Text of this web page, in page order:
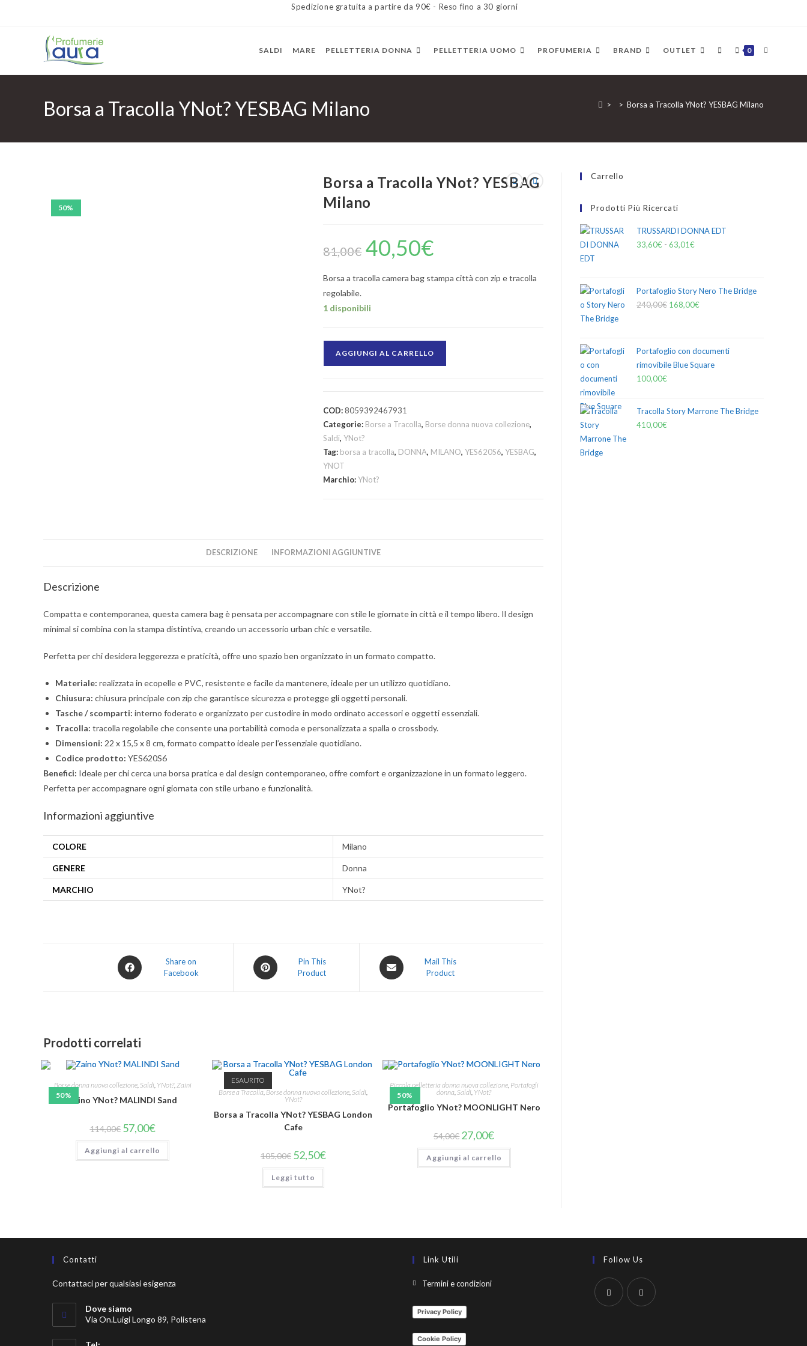
Spedizione gratuita a partire da 90€ - Reso fino a 30 giorni
SALDI MARE PELLETTERIA DONNA PELLETTERIA UOMO PROFUMERIA BRAND OUTLET 0
Borsa a Tracolla YNot? YESBAG Milano > > Borsa a Tracolla YNot? YESBAG Milano
50%
Borsa a Tracolla YNot? YESBAG
Milano
81,00€ 40,50€
Borsa a tracolla camera bag stampa città con zip e tracolla
regolabile.
1 disponibili
AGGIUNGI AL CARRELLO
COD:8059392467931
Categorie: Borse a Tracolla, Borse donna nuova collezione,
Saldi,YNot?
Tag: borsa a tracolla, DONNA, MILANO,YES620S6,YESBAG,
YNOT
Marchio:YNot?
DESCRIZIONE INFORMAZIONI AGGIUNTIVE
Descrizione
Compatta e contemporanea, questa camera bag è pensata per accompagnare con stile le giornate in città e il tempo libero. Il design
minimal si combina con la stampa distintiva, creando un accessorio urban chic e versatile.
Perfetta per chi desidera leggerezza e praticità, offre uno spazio ben organizzato in un formato compatto.
Materiale: realizzata in ecopelle e PVC, resistente e facile da mantenere, ideale per un utilizzo quotidiano.
Chiusura: chiusura principale con zip che garantisce sicurezza e protegge gli oggetti personali.
Tasche / scomparti: interno foderato e organizzato per custodire in modo ordinato accessori e oggetti essenziali.
Tracolla: tracolla regolabile che consente una portabilità comoda e personalizzata a spalla o crossbody.
Dimensioni: 22 x 15,5 x 8 cm, formato compatto ideale per l’essenziale quotidiano.
Codice prodotto: YES620S6
Benefici: Ideale per chi cerca una borsa pratica e dal design contemporaneo, offre comfort e organizzazione in un formato leggero.
Perfetta per accompagnare ogni giornata con stile urbano e funzionalità.
Informazioni aggiuntive
COLORE Milano
GENERE Donna
MARCHIO YNot?
Share on
Facebook
Pin This
Product
Mail This
Product
Prodotti correlati
50%
Borse donna nuova collezione, Saldi, YNot?,Zaini
Zaino YNot? MALINDI Sand
114,00€ 57,00€
Aggiungi al carrello
ESAURITO
Borse a Tracolla, Borse donna nuova collezione, Saldi,
YNot?
Borsa a Tracolla YNot? YESBAG London
Cafe
105,00€ 52,50€
Leggi tutto
50%
Piccola pelletteria donna nuova collezione, Portafogli
donna, Saldi, YNot?
Portafoglio YNot? MOONLIGHT Nero
54,00€ 27,00€
Aggiungi al carrello
Carrello
Prodotti Più Ricercati
TRUSSARDI DONNA EDT
33,60€ - 63,01€
Portafoglio Story Nero The Bridge
240,00€ 168,00€
Portafoglio con documenti
rimovibile Blue Square
100,00€
Tracolla Story Marrone The Bridge
410,00€
Contatti
Contattaci per qualsiasi esigenza
Dove siamo
Via On.Luigi Longo 89, Polistena
Link Utili
Termini e condizioni
Privacy Policy
Cookie Policy
Follow Us